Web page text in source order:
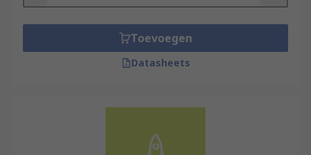
Toevoegen
Datasheets